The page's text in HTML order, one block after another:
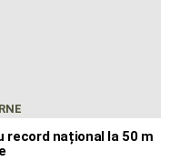
record național la 50 m